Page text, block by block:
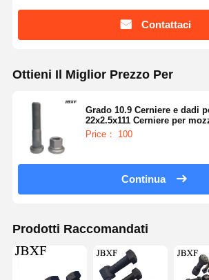
Contattaci
Ottieni Il Miglior Prezzo Per
Grado 10.9 Cerniere e dadi
22x2.5x111 Cerniere per
21020998
Price： 100
Continua
Prodotti Raccomandati